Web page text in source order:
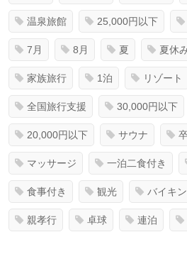
温泉旅館 25,000円以下
7月 8月 夏 夏休
家族旅行 1泊 リゾート
全国旅行支援 30,000円以下
20,000円以下 サウナ
マッサージ 一泊二食付き
食事付き 観光 バイキ
親孝行 卓球 連泊